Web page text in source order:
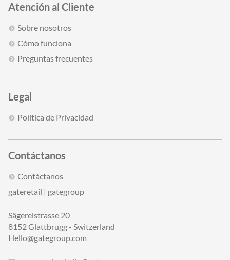
Atención al Cliente
Sobre nosotros
Cómo funciona
Preguntas frecuentes
Legal
Política de Privacidad
Contáctanos
Contáctanos
gateretail | gategroup
Sägereistrasse 20
8152 Glattbrugg - Switzerland
Hello@gategroup.com